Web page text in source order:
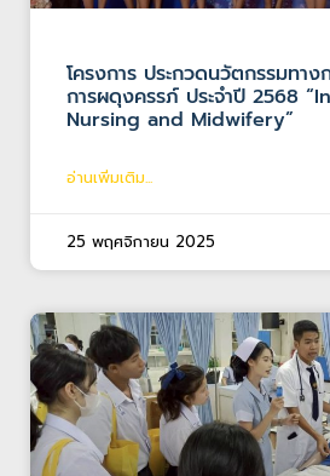
โครงการ ประกวดนวัตกรรมทาง
การผดุงครรภ์ ประจำปี 2568
Nursing and Midwifery”
อ่านเพิ่มเติม...
25 พฤศจิกายน 2025